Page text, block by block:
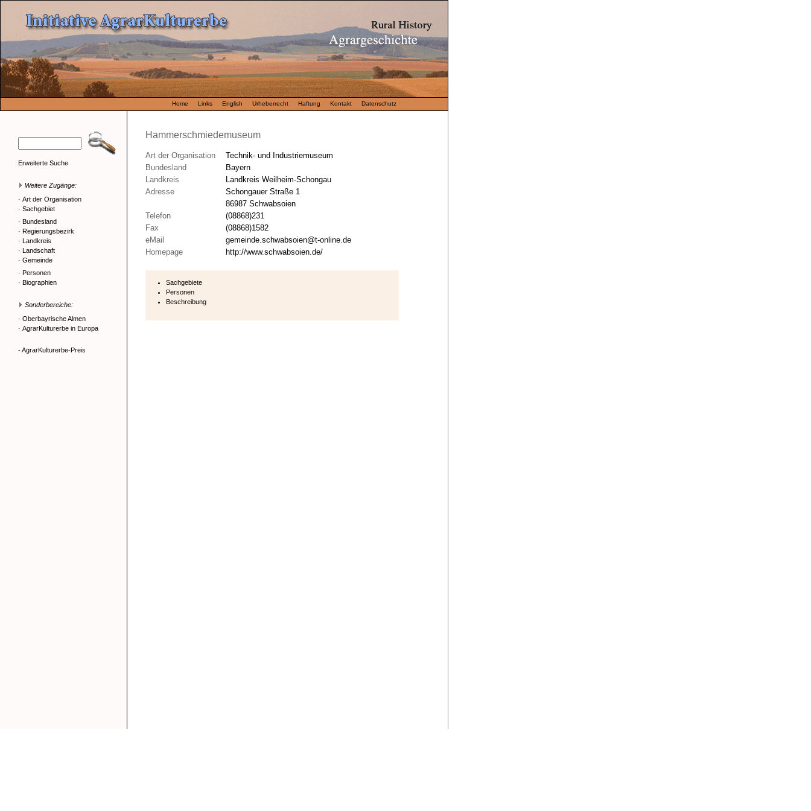
Home Links English Urheberrecht Haftung Kontakt Datenschutz
Erweiterte Suche
Weitere Zugänge:
· Art der Organisation
· Sachgebiet
· Bundesland
· Regierungsbezirk
· Landkreis
· Landschaft
· Gemeinde
· Personen
· Biographien
Sonderbereiche:
· Oberbayrische Almen
· AgrarKulturerbe in Europa
- AgrarKulturerbe-Preis
Hammerschmiedemuseum
Art der Organisation
Technik- und Industriemuseum
Bundesland
Bayern
Landkreis
Landkreis Weilheim-Schongau
Adresse
Schongauer Straße 1
86987 Schwabsoien
Telefon
(08868)231
Fax
(08868)1582
eMail
gemeinde.schwabsoien@t-online.de
Homepage
http://www.schwabsoien.de/
Sachgebiete
Personen
Beschreibung